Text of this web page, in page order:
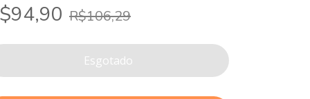
R$106,29